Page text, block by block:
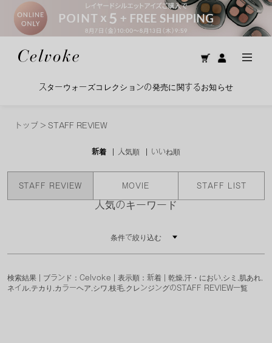
スターウォーズコレクションの発売に関するお知らせ
トップ > STAFF REVIEW
新着 人気順 いいね順
STAFF REVIEW MOVIE STAFF LIST
人気のキーワード
条件で絞り込む
検索結果 | ブランド：Celvoke | 表示順：新着 | 乾燥,汗・におい,シミ,肌あれ,
ネイル,テカり,カラーヘア,シワ,枝毛,クレンジングのSTAFF REVIEW一覧